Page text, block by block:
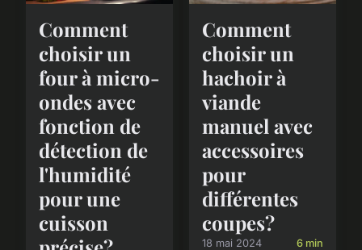
Comment
choisir un
four à micro-
ondes avec
fonction de
détection de
l'humidité
pour une
cuisson
Comment
choisir un
hachoir à
viande
manuel avec
accessoires
pour
différentes
coupes?
18 mai 2024 6 min